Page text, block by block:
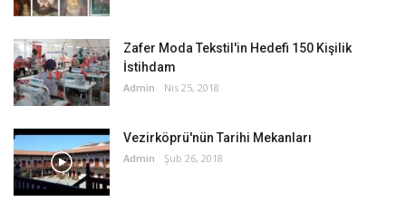
Zafer Moda Tekstil'in Hedefi 150 Kişilik
İstihdam
Admin Nis 25, 2018
Vezirköprü'nün Tarihi Mekanları
Admin Şub 26, 2018